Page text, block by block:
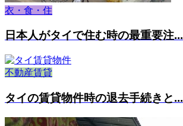
衣・食・住
日本人がタイで住む時の最重要注...
不動産賃貸
タイの賃貸物件時の退去手続きと...